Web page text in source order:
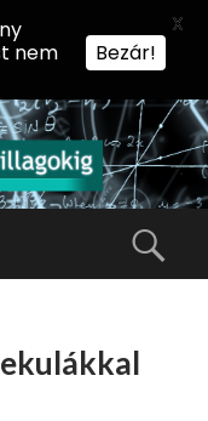
nem
Bezár!
X